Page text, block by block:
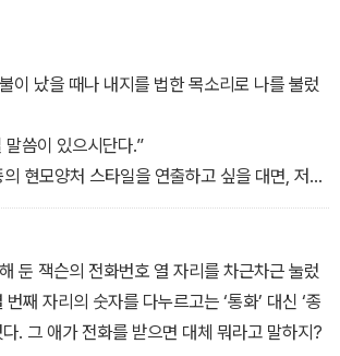
날을 함께 보내자.’며 은밀한 제안을 받게 되는
사랑 앞에서 어떤 선택을 하고, 타인과의 관계
는지 여실히 보여 주는 장편 소설이다.
이 났을 때나 내지를 법한 목소리로 나를 불렀
씀이 있으시단다.”
현모양처 스타일을 연출하고 싶을 대면, 저렇
고 지칭하였다. 그러나 엄마의 막내딸인 나를 부
뿐이었다.
거운 사막인 데다 두 발을 감쌀 만한 물건이라
이라 해도 결코 신고 싶지 않은 신발과 똑같은
는 발등을 가로지르거나 발목을 감싸는 끈이 있
둔 잭슨의 전화번호 열 자리를 차근차근 눌렀
째 자리의 숫자를 다누르고는 ‘통화’ 대신 ‘종
. 그 애가 전화를 받으면 대체 뭐라고 말하지?